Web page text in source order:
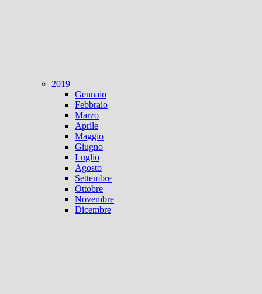
2019
Gennaio
Febbraio
Marzo
Aprile
Maggio
Giugno
Luglio
Agosto
Settembre
Ottobre
Novembre
Dicembre